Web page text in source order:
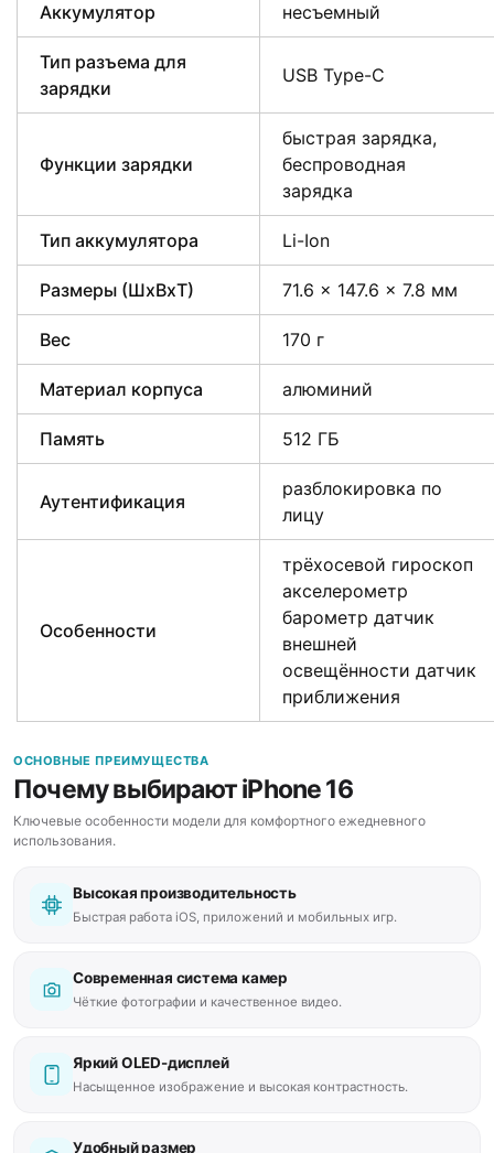
Аккумулятор несъемный
Тип разъема для
зарядки
USB Type-C
Функции зарядки
быстрая зарядка,
беспроводная
зарядка
Тип аккумулятора Li-Ion
Размеры (ШxВxТ) 71.6 x 147.6 x 7.8 мм
Вес 170 г
Материал корпуса алюминий
Память 512 ГБ
Аутентификация
разблокировка по
лицу
Особенности
трёхосевой гироскоп
акселерометр
барометр датчик
внешней
освещённости датчик
приближения
ОСНОВНЫЕ ПРЕИМУЩЕСТВА
Почему выбирают iPhone 16
Ключевые особенности модели для комфортного ежедневного
использования.
Высокая производительность
Быстрая работа iOS, приложений и мобильных игр.
Современная система камер
Чёткие фотографии и качественное видео.
Яркий OLED-дисплей
Насыщенное изображение и высокая контрастность.
Удобный размер